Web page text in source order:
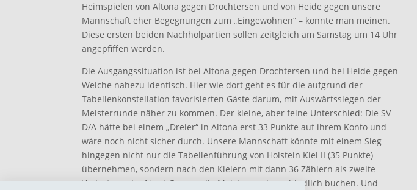
Heimspielen von Altona gegen Drochtersen und von Heide gegen unsere
Mannschaft eher Begegnungen zum „Eingewöhnen“ – könnte man meinen.
Diese ersten beiden Nachholpartien sollen zeitgleich am Samstag um 14 Uhr
angepfiffen werden.
Die Ausgangssituation ist bei Altona gegen Drochtersen und bei Heide gegen
Weiche nahezu identisch. Hier wie dort geht es für die aufgrund der
Tabellenkonstellation favorisierten Gäste darum, mit Auswärtssiegen der
Meisterrunde näher zu kommen. Der kleine, aber feine Unterschied: Die SV
D/A hätte bei einem „Dreier“ in Altona erst 33 Punkte auf ihrem Konto und
wäre noch nicht sicher durch. Unsere Mannschaft könnte mit einem Sieg
hingegen nicht nur die Tabellenführung von Holstein Kiel II (35 Punkte)
übernehmen, sondern nach den Kielern mit dann 36 Zählern als zweite
Vertretung der Nord-Gruppe die Meisterrunde verbindlich buchen. Und